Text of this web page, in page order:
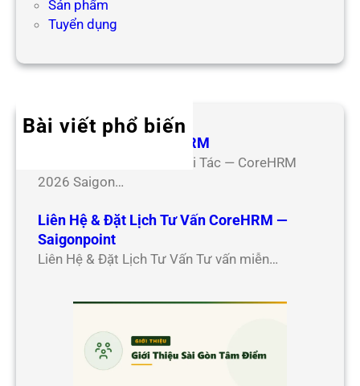
Sản phẩm
Tuyển dụng
Bài viết phổ biến
Hợp Tác Đối Tác CoreHRM
Chương Trình Hợp Tác Đối Tác — CoreHRM
2026 Saigon…
Liên Hệ & Đặt Lịch Tư Vấn CoreHRM —
Saigonpoint
Liên Hệ & Đặt Lịch Tư Vấn Tư vấn miễn…